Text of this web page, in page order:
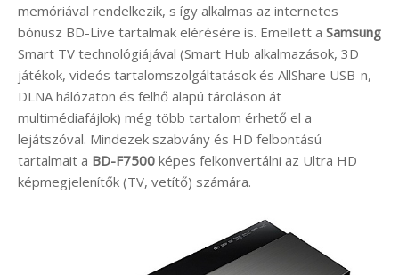
memóriával rendelkezik, s így alkalmas az internetes
bónusz BD-Live tartalmak elérésére is. Emellett a Samsung
Smart TV technológiájával (Smart Hub alkalmazások, 3D
játékok, videós tartalomszolgáltatások és AllShare USB-n,
DLNA hálózaton és felhő alapú tároláson át
multimédiafájlok) még több tartalom érhető el a
lejátszóval. Mindezek szabvány és HD felbontású
tartalmait a BD-F7500 képes felkonvertálni az Ultra HD
képmegjelenítők (TV, vetítő) számára.